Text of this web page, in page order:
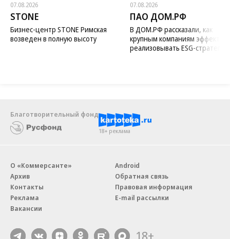
07.08.2026
STONE
Бизнес-центр STONE Римская
возведен в полную высоту
07.08.2026
ПАО ДОМ.РФ
В ДОМ.РФ рассказали, как
крупным компаниям
реализовывать ESG-стратегию
Благотворительный фонд
18+ реклама
О «Коммерсанте»
Архив
Контакты
Реклама
Вакансии
Android
Обратная связь
Правовая информация
E-mail рассылки